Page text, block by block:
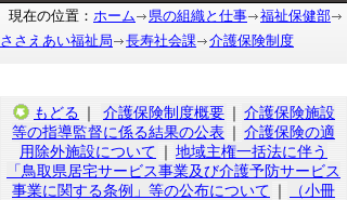
現在の位置： ホーム 県の組織と仕事
福祉保健部
ささえあい福祉局
長寿社会課 介護保険制度
もどる ｜ 介護保険制度概要 ｜ 介護保険施設
等の指導監督に係る結果の公表 ｜ 介護保険の適
用除外施設について ｜ 地域主権一括法に伴う
「鳥取県居宅サービス事業及び介護予防サービス
事業に関する条例」等の公布について ｜
（小冊